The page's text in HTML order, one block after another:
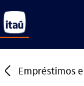
seta_esquerda Empréstimos